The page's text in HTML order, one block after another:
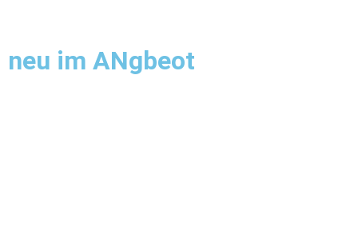
neu im ANgbeot